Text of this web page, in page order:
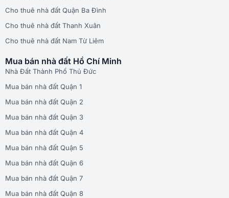
Cho thuê nhà đất Quận Ba Đình
Cho thuê nhà đất Thanh Xuân
Cho thuê nhà đất Nam Từ Liêm
Mua bán nhà đất Hồ Chí Minh
Nhà Đất Thành Phố Thủ Đức
Mua bán nhà đất Quận 1
Mua bán nhà đất Quận 2
Mua bán nhà đất Quận 3
Mua bán nhà đất Quận 4
Mua bán nhà đất Quận 5
Mua bán nhà đất Quận 6
Mua bán nhà đất Quận 7
Mua bán nhà đất Quận 8